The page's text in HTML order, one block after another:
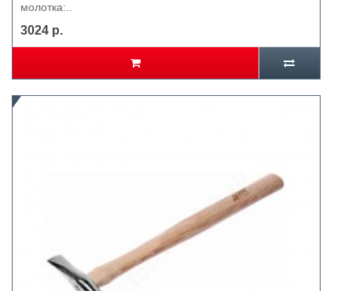
молотка:..
3024 р.